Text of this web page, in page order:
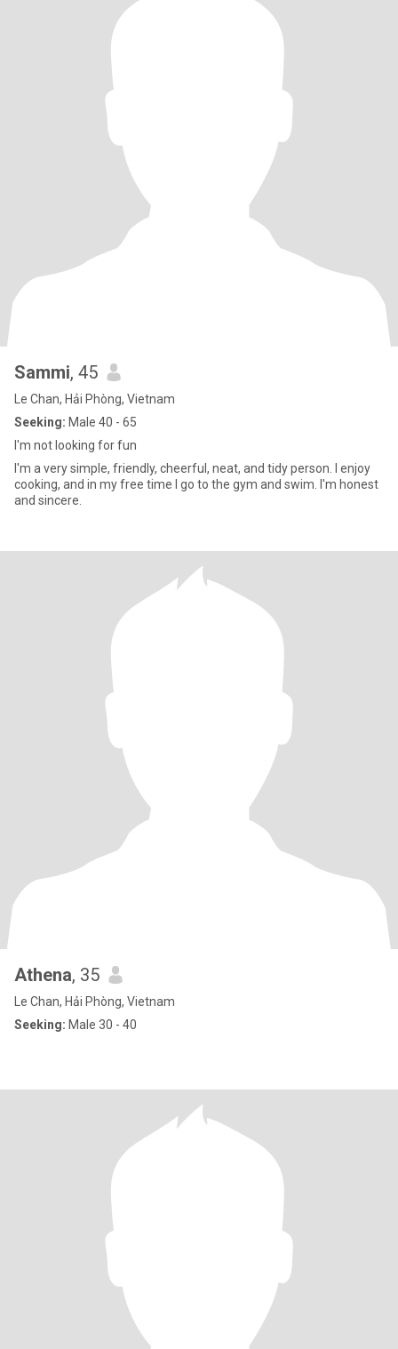
Sammi, 45
Le Chan, Hải Phòng, Vietnam
Seeking: Male 40 - 65
I'm not looking for fun
I'm a very simple, friendly, cheerful, neat, and tidy person. I enjoy
cooking, and in my free time I go to the gym and swim. I'm honest
and sincere.
Athena, 35
Le Chan, Hải Phòng, Vietnam
Seeking: Male 30 - 40